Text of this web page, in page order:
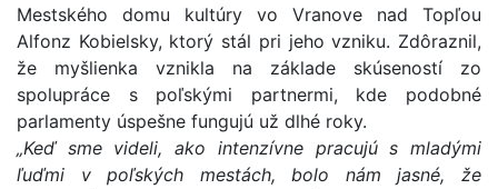
Mestského domu kultúry vo Vranove nad Topľou
Alfonz Kobielsky, ktorý stál pri jeho vzniku. Zdôraznil,
že myšlienka vznikla na základe skúseností zo
spolupráce s poľskými partnermi, kde podobné
parlamenty úspešne fungujú už dlhé roky.
„Keď sme videli, ako intenzívne pracujú s mladými
ľuďmi v poľských mestách, bolo nám jasné, že